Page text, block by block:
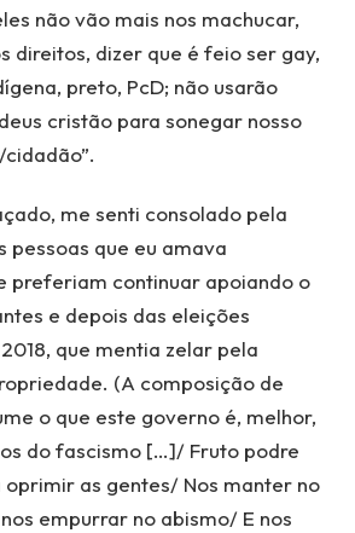
não vão mais nos machucar,
direitos, dizer que é feio ser gay,
preto, PcD; não usarão
cristão para sonegar nosso
me senti consolado pela
pessoas que eu amava
preferiam continuar apoiando o
e depois das eleições
que mentia zelar pela
(A composição de
o que este governo é, melhor,
do fascismo […]/ Fruto podre
oprimir as gentes/ Nos manter no
empurrar no abismo/ E nos